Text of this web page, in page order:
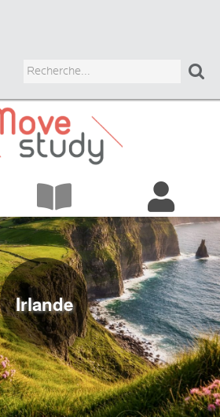

Autres
programmes
ADULTES
JUNIORS
HIGH SCHOOL
UNIVERSITAIRE
COURS CHEZ LE PROF
Irlande